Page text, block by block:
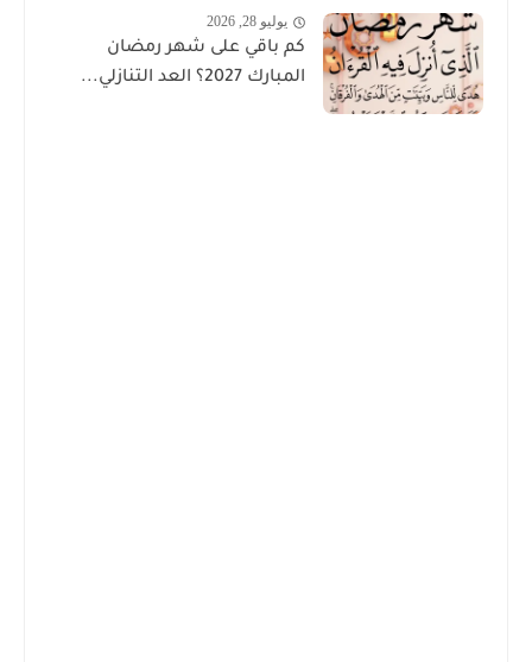
يوليو 28, 2026
كم باقي على شهر رمضان
المبارك 2027؟ العد التنازلي...